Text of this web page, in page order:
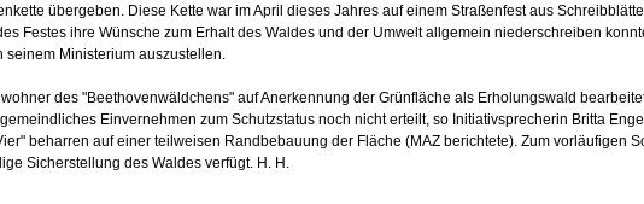
übergeben. Diese Kette war im April dieses Jahres auf einem Straßenfest aus
Festes ihre Wünsche zum Erhalt des Waldes und der Umwelt allgemein niederschreiben
seinem Ministerium auszustellen.
des "Beethovenwäldchens" auf Anerkennung der Grünfläche als Erholungswald
Einvernehmen zum Schutzstatus noch nicht erteilt, so Initiativsprecherin Britta
beharren auf einer teilweisen Randbebauung der Fläche (MAZ berichtete). Zum vorläufigen
Sicherstellung des Waldes verfügt. H. H.